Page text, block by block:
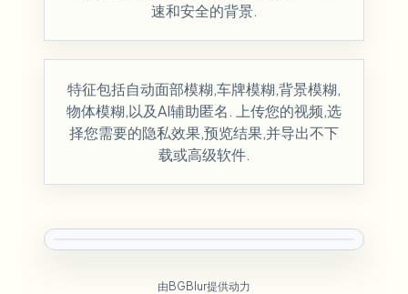
速和安全的背景.
特征包括自动面部模糊,车牌模糊,背景模糊,
物体模糊,以及AI辅助匿名. 上传您的视频,选
择您需要的隐私效果,预览结果,并导出不下
载或高级软件.
由BGBlur提供动力